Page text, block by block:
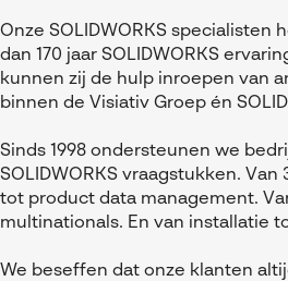
Onze SOLIDWORKS specialisten
dan 170 jaar SOLIDWORKS
kunnen zij de hulp inroepen van
binnen de Visiativ Groep én
Sinds 1998 ondersteunen we
SOLIDWORKS vraagstukken. Van
tot product data management.
multinationals. En van installatie
We beseffen dat onze klanten